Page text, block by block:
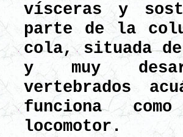
vísceras y
parte de la
cola, situada
y muy
vertebrados
funciona
locomotor.